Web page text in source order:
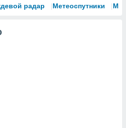
радар Метеоспутники